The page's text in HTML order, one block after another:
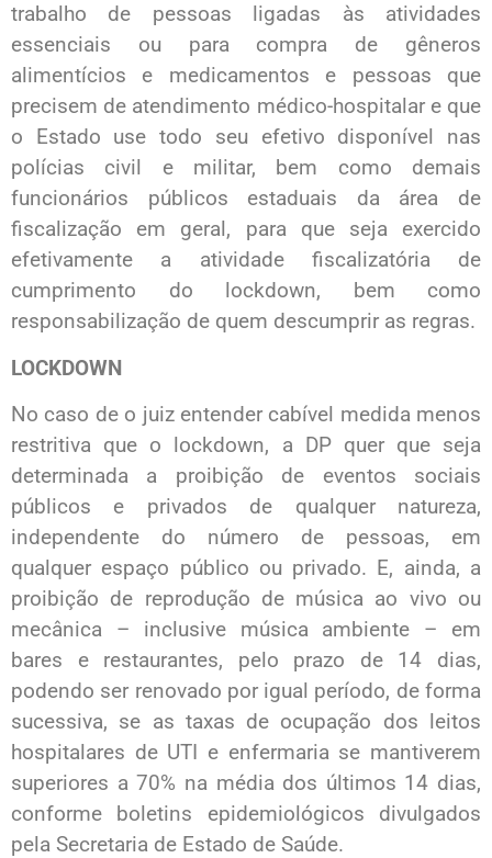
trabalho de pessoas ligadas às atividades
essenciais ou para compra de gêneros
alimentícios e medicamentos e pessoas que
precisem de atendimento médico-hospitalar e que
o Estado use todo seu efetivo disponível nas
polícias civil e militar, bem como demais
funcionários públicos estaduais da área de
fiscalização em geral, para que seja exercido
efetivamente a atividade fiscalizatória de
cumprimento do lockdown, bem como
responsabilização de quem descumprir as regras.
LOCKDOWN
No caso de o juiz entender cabível medida menos
restritiva que o lockdown, a DP quer que seja
determinada a proibição de eventos sociais
públicos e privados de qualquer natureza,
independente do número de pessoas, em
qualquer espaço público ou privado. E, ainda, a
proibição de reprodução de música ao vivo ou
mecânica – inclusive música ambiente – em
bares e restaurantes, pelo prazo de 14 dias,
podendo ser renovado por igual período, de forma
sucessiva, se as taxas de ocupação dos leitos
hospitalares de UTI e enfermaria se mantiverem
superiores a 70% na média dos últimos 14 dias,
conforme boletins epidemiológicos divulgados
pela Secretaria de Estado de Saúde.